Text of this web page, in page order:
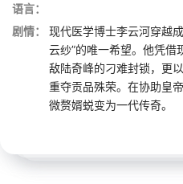
语言：
剧情：
现代医学博士李云河穿越
云纱”的唯一希望。他凭借
敌陆奇峰的刁难封锁，更
重夺贡品殊荣。在协助皇
微赘婿蜕变为一代传奇。